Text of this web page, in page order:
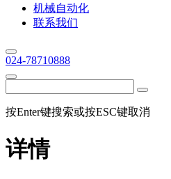
机械自动化
联系我们
024-78710888
按Enter键搜索或按ESC键取消
详情